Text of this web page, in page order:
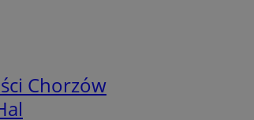
Chorzów